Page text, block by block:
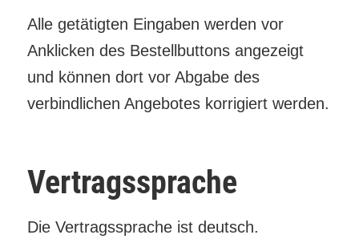
Alle getätigten Eingaben werden vor
Anklicken des Bestellbuttons angezeigt
und können dort vor Abgabe des
verbindlichen Angebotes korrigiert werden.
Vertragssprache
Die Vertragssprache ist deutsch.